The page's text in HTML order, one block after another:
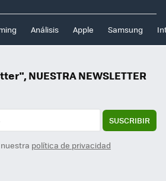
Análisis Apple Samsung
NUESTRA NEWSLETTER
SUSCRIBIR
política de privacidad